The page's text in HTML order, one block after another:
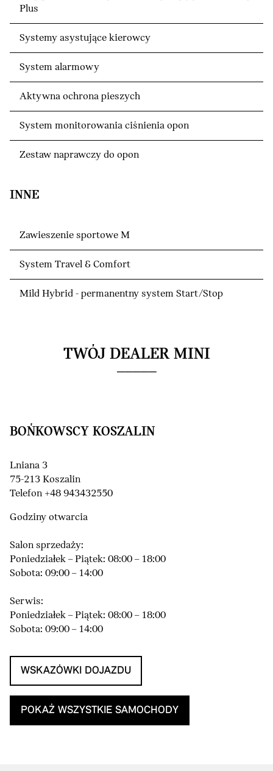
Plus
Systemy asystujące kierowcy
System alarmowy
Aktywna ochrona pieszych
System monitorowania ciśnienia opon
Zestaw naprawczy do opon
INNE
Zawieszenie sportowe M
System Travel & Comfort
Mild Hybrid - permanentny system Start/Stop
TWÓJ DEALER MINI
BOŃKOWSCY KOSZALIN
Lniana 3
75-213 Koszalin
Telefon +48 943432550
Godziny otwarcia
Salon sprzedaży:
Poniedziałek – Piątek: 08:00 – 18:00
Sobota: 09:00 – 14:00
Serwis:
Poniedziałek – Piątek: 08:00 – 18:00
Sobota: 09:00 – 14:00
WSKAZÓWKI DOJAZDU
POKAŻ WSZYSTKIE SAMOCHODY